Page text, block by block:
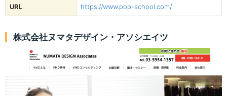
URL https://www.pop-school.com/
株式会社ヌマタデザイン・アソシエイツ